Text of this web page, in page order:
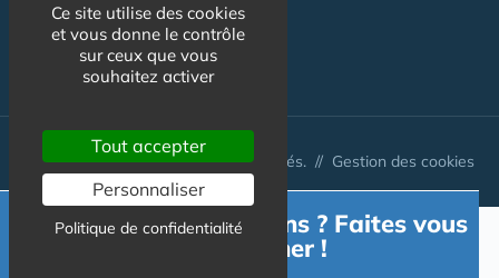
Creche-et-naissance.com
Co-Living & Co-Working
© Australis 2026 - Tous droits réservés. // Gestion des cookies
Besoin d'informations ? Faites vous
accompagner !
Ce site utilise des cookies
et vous donne le contrôle
sur ceux que vous
souhaitez activer
Tout accepter
Personnaliser
Politique de confidentialité